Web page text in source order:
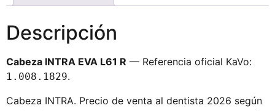
Descripción
Cabeza INTRA EVA L61 R — Referencia oficial KaVo:
1.008.1829.
Cabeza INTRA. Precio de venta al dentista 2026 según